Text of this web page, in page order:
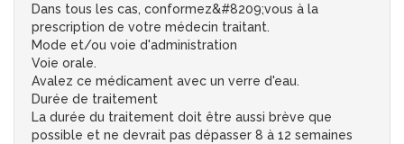
Dans tous les cas, conformez&#8209;vous à la
prescription de votre médecin traitant.
Mode et/ou voie d'administration
Voie orale.
Avalez ce médicament avec un verre d'eau.
Durée de traitement
La durée du traitement doit être aussi brève que
possible et ne devrait pas dépasser 8 à 12 semaines